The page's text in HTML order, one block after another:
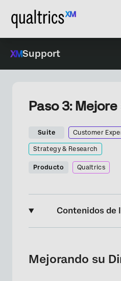
Support
Paso 3:
Suite Customer
Strategy & Research
Producto Qualtrics
Contenidos de
Perfiles de Contacto
Mejorando su